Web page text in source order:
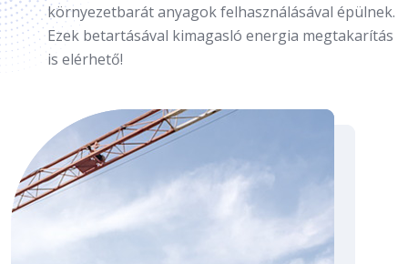
környezetbarát anyagok felhasználásával épülnek.
Ezek betartásával kimagasló energia megtakarítás
is elérhető!